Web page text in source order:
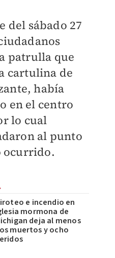
del sábado 27
patrulla que
cartulina de
había
en el centro
lo cual
al punto
ocurrido.
e incendio en
mormona de
deja al menos
muertos y ocho